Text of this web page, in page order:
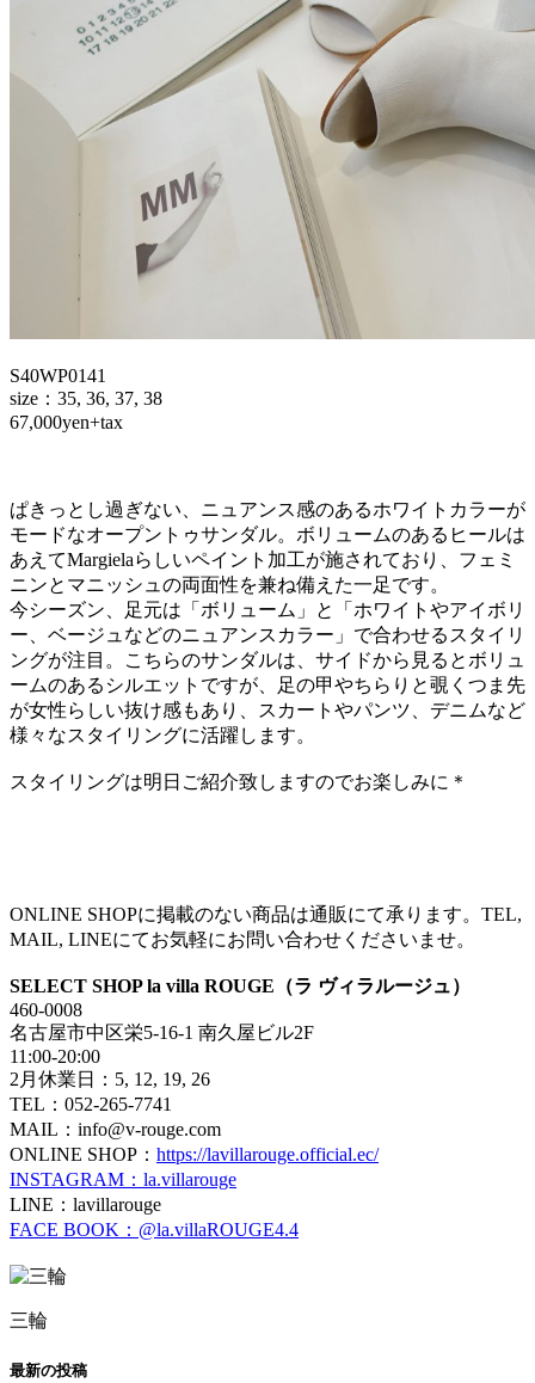
S40WP0141
size：35, 36, 37, 38
67,000yen+tax
ぱきっとし過ぎない、ニュアンス感のあるホワイトカラーが
モードなオープントゥサンダル。ボリュームのあるヒールは
あえてMargielaらしいペイント加工が施されており、フェミ
ニンとマニッシュの両面性を兼ね備えた一足です。
今シーズン、足元は「ボリューム」と「ホワイトやアイボリ
ー、ベージュなどのニュアンスカラー」で合わせるスタイリ
ングが注目。こちらのサンダルは、サイドから見るとボリュ
ームのあるシルエットですが、足の甲やちらりと覗くつま先
が女性らしい抜け感もあり、スカートやパンツ、デニムなど
様々なスタイリングに活躍します。
スタイリングは明日ご紹介致しますのでお楽しみに＊
ONLINE SHOPに掲載のない商品は通販にて承ります。TEL,
MAIL, LINEにてお気軽にお問い合わせくださいませ。
SELECT SHOP la villa ROUGE（ラ ヴィラルージュ）
460-0008
名古屋市中区栄5-16-1 南久屋ビル2F
11:00-20:00
2月休業日：5, 12, 19, 26
TEL：052-265-7741
MAIL：info@v-rouge.com
ONLINE SHOP： https://lavillarouge.official.ec/
INSTAGRAM：la.villarouge
LINE：lavillarouge
FACE BOOK：@la.villaROUGE4.4
三輪
最新の投稿